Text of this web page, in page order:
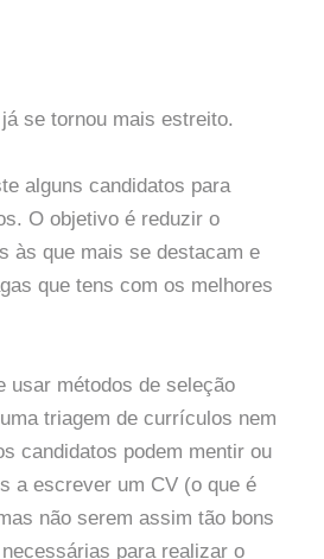
se tornou mais estreito.
alguns candidatos para
O objetivo é reduzir o
às que mais se destacam e
que tens com os melhores
usar métodos de seleção
triagem de currículos nem
candidatos podem mentir ou
a escrever um CV (o que é
não serem assim tão bons
para realizar o